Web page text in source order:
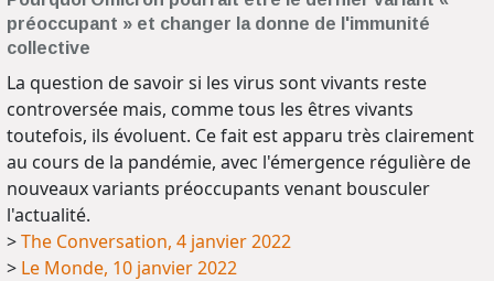
préoccupant » et changer la donne de l'immunité
collective
La question de savoir si les virus sont vivants reste
controversée mais, comme tous les êtres vivants
toutefois, ils évoluent. Ce fait est apparu très clairement
au cours de la pandémie, avec l'émergence régulière de
nouveaux variants préoccupants venant bousculer
l'actualité.
>The Conversation, 4 janvier 2022
> Le Monde, 10 janvier 2022